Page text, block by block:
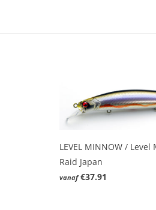
LEVEL MINNOW /
Raid Japan
vanaf €37.91